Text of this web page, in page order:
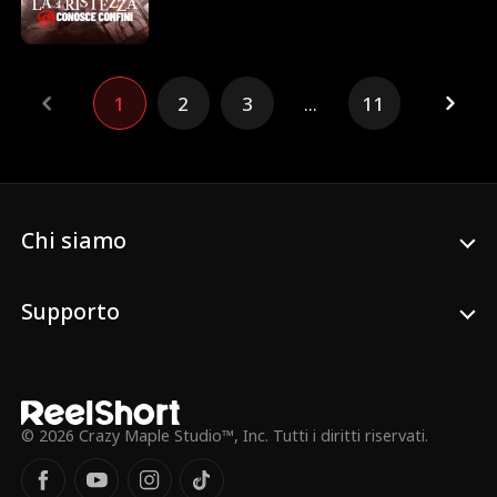
trasforma la sua vita in un incubo.
1 2 3 ... 11
Chi siamo
Supporto
© 2026 Crazy Maple Studio™, Inc. Tutti i diritti riservati.